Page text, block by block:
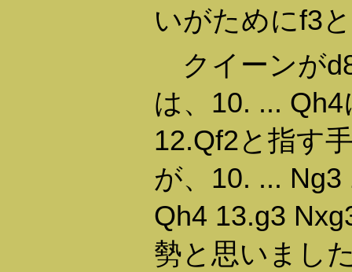
いがためにf3
クイーンが
は、10. ...
12.Qf2と指す
が、10. ... Ng3
Qh4 13.g3
勢と思いまし